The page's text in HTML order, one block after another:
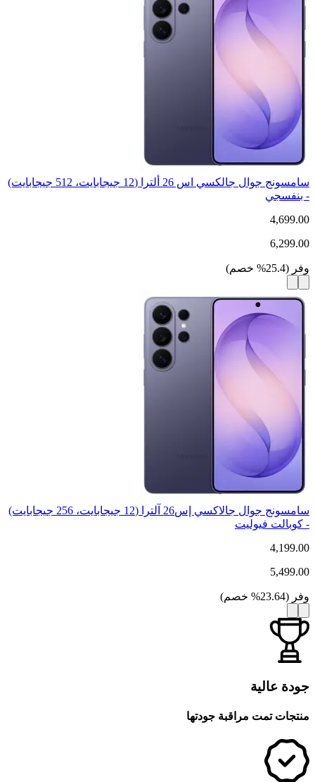
سامسونج جوال جالكسي اس 26 ألترا (12 جيجابايت، 512 جيجابايت)
- بنفسجي
4,699.00
6,299.00
وفر (
25.4
% خصم)
سامسونج جوال جالاكسي إس26 آلترا (12 جيجابايت، 256 جيجابايت)
- كوبالت فيوليت
4,199.00
5,499.00
وفر (
23.64
% خصم)
جودة عالية
منتجات تمت مراقبة جودتها